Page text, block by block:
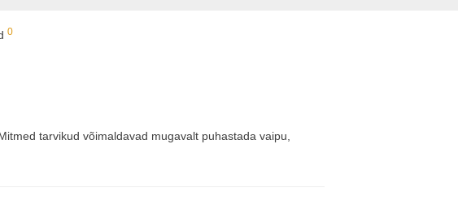
0
tarvikud võimaldavad mugavalt puhastada vaipu,